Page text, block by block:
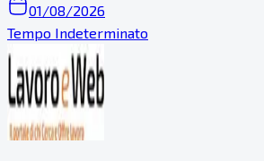
01/08/2026
Tempo Indeterminato